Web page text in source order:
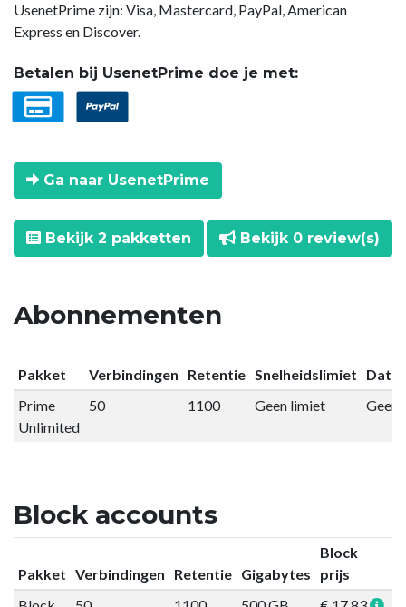
UsenetPrime zijn: Visa, Mastercard, PayPal, American
Express en Discover.
Betalen bij UsenetPrime doe je met:
Ga naar UsenetPrime
Bekijk 2 pakketten Bekijk 0 review(s)
Abonnementen
Pakket Verbindingen Retentie Snelheidslimiet
Prime
Unlimited
50 1100 Geen limiet Geen
Block accounts
Pakket Verbindingen Retentie Gigabytes
Block
prijs